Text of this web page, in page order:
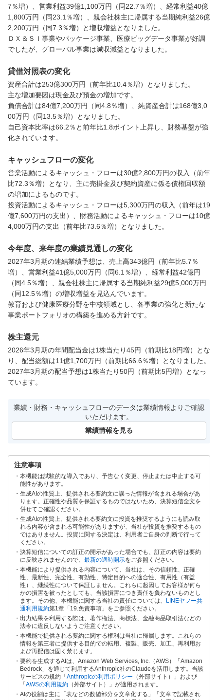
7％増）、営業利益39億1,100万円（同22.7％増）、経常利益40億
1,800万円（同23.1％増）、親会社株主に帰属する当期純利益26億
2,200万円（同7.3％増）と増収増益となりました。
ＤＸ＆ＳＩ事業やパッケージ事業、医療ビッグデータ事業が好調
でしたが、グローバル事業は減収減益となりました。
貸借対照表の変化
資産合計は253億300万円（前年比10.4％増）となりました。
主な増加要因は現金及び預金の増加です。
負債合計は84億7,200万円（同4.8％増）、純資産合計は168億3,0
00万円（同13.5％増）となりました。
自己資本比率は66.2％と前年比1.8ポイント上昇し、財務基盤が強
化されています。
キャッシュフローの変化
営業活動によるキャッシュ・フローは30億2,800万円の収入（前年
比72.3％増）となり、主に売掛金及び契約資産に係る債権回収額
の増加によるものです。
投資活動によるキャッシュ・フローは5,300万円の収入（前年は19
億7,600万円の支出）、財務活動によるキャッシュ・フローは10億
4,000万円の支出（前年比73.6％増）となりました。
今年度、来年度の業績見通しの変化
2027年3月期の連結業績予想は、売上高343億円（前年比5.7％
増）、営業利益41億5,000万円（同6.1％増）、経常利益42億円
（同4.5％増）、親会社株主に帰属する当期純利益29億5,000万円
（同12.5％増）の増収増益を見込んでいます。
教育および健康医療分野を中核領域とし、各事業の強化と新たな
事業ポートフォリオの構築を進める方針です。
株主還元
2026年3月期の年間配当金は1株当たり45円（前期比18円増）とな
り、配当総額は11億1,700万円（前期比66.6％増）となりました。
2027年3月期の配当予想は1株当たり50円（前期比5円増）となっ
ています。
業績・財務・キャッシュフローのデータは業績情報よりご確認
いただけます。
業績情報を見る
注意事項
本機能は試験的な導入であり、予告なく変更、停止または中止する可
能性があります。
生成AIの性質上、提供される要約文に誤った情報が含まれる場合があ
ります。正確性や品質を保証するものではないため、決算短信全文を
併せてご確認ください。
生成AIの性質上、提供される要約文に投資を推奨するようにも読み取
れる内容が含まれる可能性がありますが、当社が投資を推奨するもの
ではありません。投資に関する決定は、利用者ご自身の判断で行って
ください。
決算短信についての訂正の開示があった場合でも、訂正の内容は要約
に反映されませんので、 最新の適時開示をご参照ください。
本機能により提供される内容について、当社は、その信頼性、正確
性、最新性、完全性、有効性、特定目的への適合性、有用性（有益
性）、継続性について保証しません。これらに起因してお客様が何ら
かの損害を被ったとしても、当該損害につき責任を負わないものとし
ます。その他、本機能に関する当社の責任については、 LINEヤフー共
通利用規約第1章「19.免責事項」をご参照ください。
出力結果を利用する際は、著作権法、商標法、金融商品取引法などの
法令に違反しないようご注意ください。
本機能で提供される要約に関する権利は当社に帰属します。これらの
情報を第三者に提供する目的での転用、複製、販売、加工、再利用お
よび再配信は固く禁じます。
要約を生成するAIは、Amazon Web Services, Inc.（AWS）「Amazon
Bedrock」を通じて利用するAnthropic社のClaudeを活用します。当該
サービスの規約「Anthropicの利用ポリシー （外部サイト）」および
「AWSの利用規約 （外部サイト）」が適用されます。
AIの役割は主に「表などの数値部分を文章化する」「文章で記載され